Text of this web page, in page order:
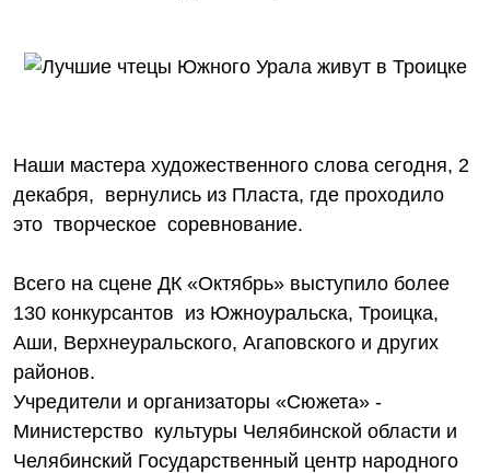
Наши мастера художественного слова сегодня, 2
декабря, вернулись из Пласта, где проходило
это творческое соревнование.
Всего на сцене ДК «Октябрь» выступило более
130 конкурсантов из Южноуральска, Троицка,
Аши, Верхнеуральского, Агаповского и других
районов.
Учредители и организаторы «Сюжета» -
Министерство культуры Челябинской области и
Челябинский Государственный центр народного